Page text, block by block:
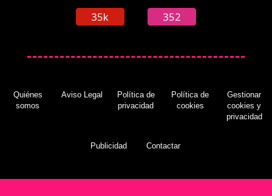
35k 352
Quiénes
somos
Aviso Legal
Política de
privacidad
Política de
cookies
Gestionar
cookies y
privacidad
Publicidad Contactar